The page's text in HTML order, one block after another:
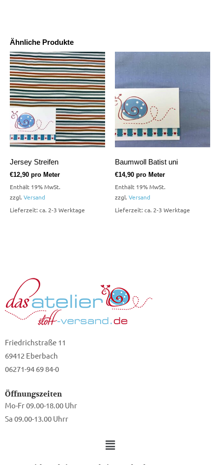
Ähnliche Produkte
Jersey Streifen
€12,90 pro Meter
Enthält 19% MwSt.
zzgl. Versand
Lieferzeit: ca. 2-3 Werktage
Baumwoll Batist uni
€14,90 pro Meter
Enthält 19% MwSt.
zzgl. Versand
Lieferzeit: ca. 2-3 Werktage
Friedrichstraße 11
69412 Eberbach
06271-94 69 84-0
Öffnungszeiten
Mo-Fr 09.00-18.00 Uhr
Sa 09.00-13.00 Uhrr